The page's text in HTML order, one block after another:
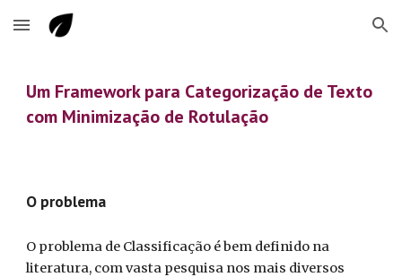
Skip to main content Skip to navigation
Um Framework para Categorização de Texto
com Minimização de Rotulação
O problema
O problema de Classificação é bem definido na
literatura, com vasta pesquisa nos mais diversos